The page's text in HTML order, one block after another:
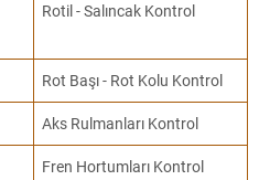
Rotil - Salıncak Kontrol
Rot Başı - Rot Kolu Kontrol
Aks Rulmanları Kontrol
Fren Hortumları Kontrol